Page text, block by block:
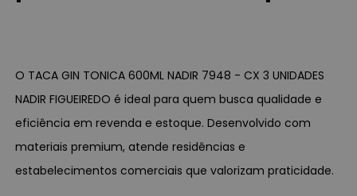
O TACA GIN TONICA 600ML NADIR 7948 - CX 3 UNIDADES
NADIR FIGUEIREDO é ideal para quem busca qualidade e
eficiência em revenda e estoque. Desenvolvido com
materiais premium, atende residências e
estabelecimentos comerciais que valorizam praticidade.